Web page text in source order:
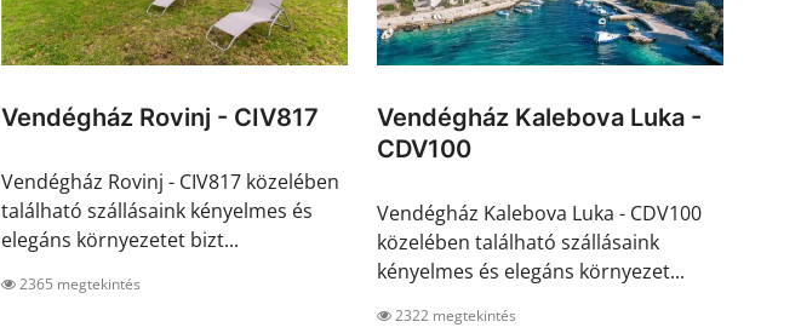
Vendégház Rovinj - CIV817
Vendégház Rovinj - CIV817 közelében
található szállásaink kényelmes és
elegáns környezetet bizt...
2365 megtekintés
Vendégház Kalebova Luka -
CDV100
Vendégház Kalebova Luka - CDV100
közelében található szállásaink
kényelmes és elegáns környezet...
2322 megtekintés